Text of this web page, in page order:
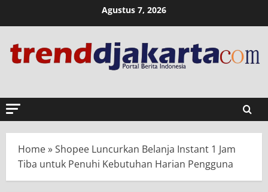
Agustus 7, 2026
Home»Shopee Luncurkan Belanja Instant 1 Jam
Tiba untuk Penuhi Kebutuhan Harian Pengguna